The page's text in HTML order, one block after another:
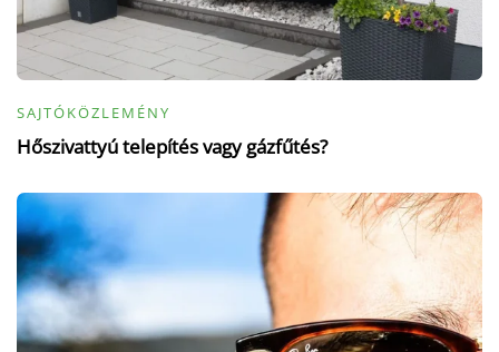
SAJTÓKÖZLEMÉNY
Hőszivattyú telepítés vagy gázfűtés?